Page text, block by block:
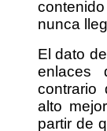
nunca
El dato
enlaces
contrario
alto
partir de